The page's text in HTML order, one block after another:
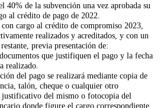
40% de la subvención una vez aprobada su
al crédito de pago de 2022.
cargo al crédito de compromiso 2023,
realizados y acreditados, y con un
previa presentación de:
que justifiquen el pago y la fecha
realizado.
del pago se realizará mediante copia de
talón, cheque o cualquier otro
justificativo del mismo o fotocopia del
donde figure el cargo correspondiente,